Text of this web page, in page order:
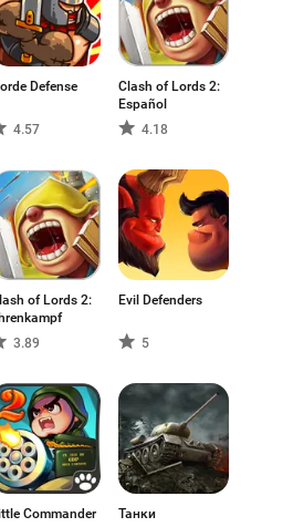
Defense
4.57
Clash of Lords 2:
Español
4.18
of Lords 2:
3.89
Evil Defenders
5
Commander
Танки